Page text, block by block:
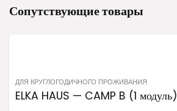
Сопутствующие товары
ДЛЯ КРУГЛОГОДИЧНОГО ПРОЖИВАНИЯ
ELKA HAUS — CAMP B (1 модуль)